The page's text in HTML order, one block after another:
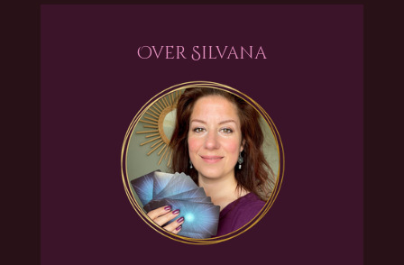
Over Silvana